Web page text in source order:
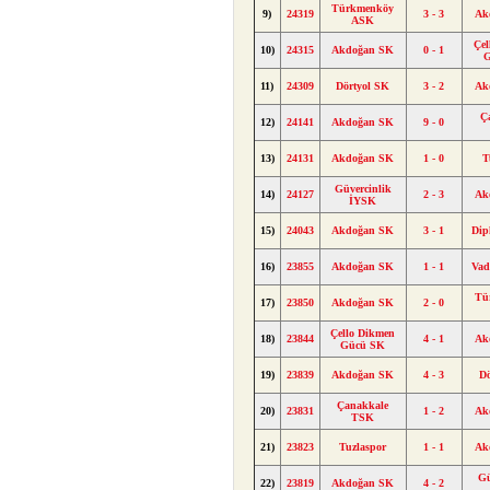
9) 24319
Türkmenköy
ASK
3 - 3
10) 24315 Akdoğan SK 0 - 1
11) 24309 Dörtyol SK 3 - 2
12) 24141 Akdoğan SK 9 - 0
13) 24131 Akdoğan SK 1 - 0
14) 24127
Güvercinlik
İYSK
2 - 3
15) 24043 Akdoğan SK 3 - 1
16) 23855 Akdoğan SK 1 - 1
17) 23850 Akdoğan SK 2 - 0
18) 23844
Çello Dikmen
Gücü SK
4 - 1
19) 23839 Akdoğan SK 4 - 3
20) 23831
Çanakkale
TSK
1 - 2
21) 23823 Tuzlaspor 1 - 1
22) 23819 Akdoğan SK 4 - 2